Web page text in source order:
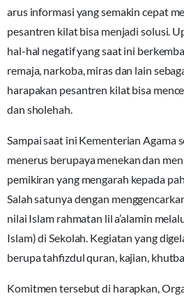
arus informasi yang semakin cepat
pesantren kilat bisa menjadi solusi.
hal-hal negatif yang saat ini
remaja, narkoba, miras dan lain
harapakan pesantren kilat bisa
dan sholehah.
Sampai saat ini Kementerian Agama
menerus berupaya menekan dan
pemikiran yang mengarah kepada
Salah satunya dengan
nilai Islam rahmatan lil a’alamin
Islam) di Sekolah. Kegiatan yang
berupa tahfizdul quran, kajian,
Komitmen tersebut di harapkan,